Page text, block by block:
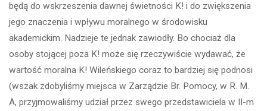
będą do wskrzeszenia dawnej świetności K! i do zwiększenia
jego znaczenia i wpływu moralnego w środowisku
akademickim. Nadzieje te jednak zawiodły. Bo chociaż dla
osoby stojącej poza K! może się rzeczywiście wydawać, że
wartość moralna K! Wileńskiego coraz to bardziej się podnosi
(wszak zdobyliśmy miejsca w Zarządzie Br. Pomocy, w R. M.
A, przyjmowaliśmy udział przez swego przedstawiciela w II-m